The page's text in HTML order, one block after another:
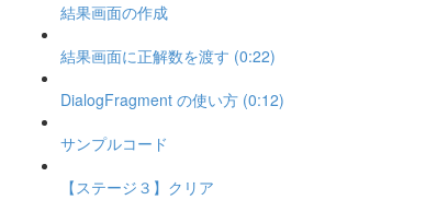
結果画面の作成
結果画面に正解数を渡す (0:22)
DialogFragment の使い方 (0:12)
サンプルコード
【ステージ３】クリア